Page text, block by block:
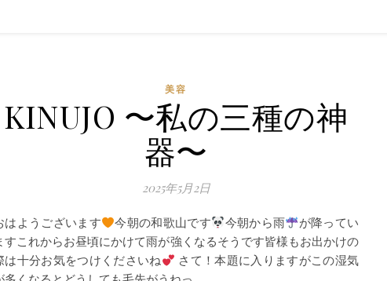
美容
KINUJO 〜私の三種の神
器〜
2025年5月2日
はようございます 今朝の和歌山です 今朝から雨
が降ってい
すこれからお昼頃にかけて雨が強くなるそうです皆様もお出かけの
は十分お気をつけくださいね
さて！本題に入りますがこの湿気